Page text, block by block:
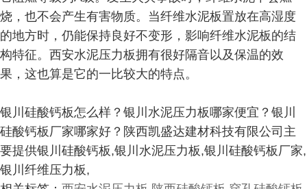
烧，也不会产生有害物质。当纤维水泥板置放在高湿度
的地方时，仍能保持良好不变形，影响纤维水泥板的结
构特征。西安水泥压力板拥有很好隔音以及保温的效
果，这也算是它的一比较大的特点。
银川硅酸钙板怎么样？银川水泥压力板哪家便宜？银川
硅酸钙板厂家哪家好？陕西凯盛达建材科技有限公司主
要提供银川硅酸钙板,银川水泥压力板,银川硅酸钙板厂家,
银川纤维压力板,